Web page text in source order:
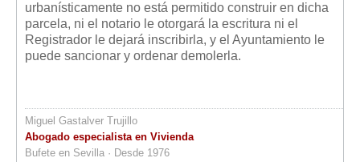
urbanísticamente no está permitido construir en dicha
parcela, ni el notario le otorgará la escritura ni el
Registrador le dejará inscribirla, y el Ayuntamiento le
puede sancionar y ordenar demolerla.
Miguel Gastalver Trujillo
Abogado especialista en Vivienda
Bufete en Sevilla · Desde 1976